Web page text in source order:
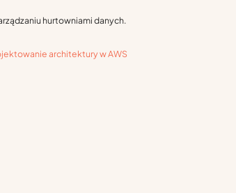
hurtowniami danych.
architektury w AWS